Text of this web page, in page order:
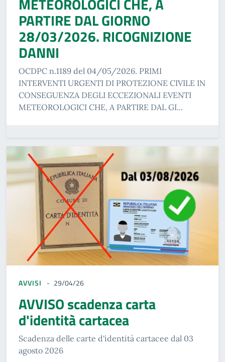
PARTIRE DAL GIORNO
28/03/2026. RICOGNIZIONE
DANNI
OCDPC n.1189 del 04/05/2026. PRIMI
INTERVENTI URGENTI DI PROTEZIONE CIVILE IN
CONSEGUENZA DEGLI ECCEZIONALI EVENTI
METEOROLOGICI CHE, A PARTIRE DAL GI...
AVVISI 29/04/26
AVVISO scadenza carta
d'identità cartacea
Scadenza delle carte d'identità cartacee dal 03
agosto 2026